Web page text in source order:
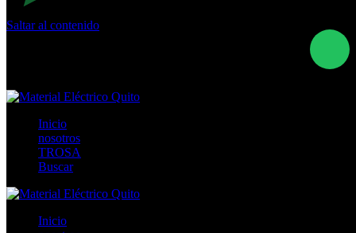
Saltar al contenido
Inicio
nosotros
TROSA
Buscar
Inicio